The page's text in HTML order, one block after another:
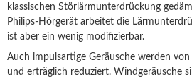
klassischen Störlärmunterdrückung
Philips-Hörgerät arbeitet die
ist aber ein wenig modifizierbar.
Auch impulsartige Geräusche werden
und erträglich reduziert. Windgeräusche